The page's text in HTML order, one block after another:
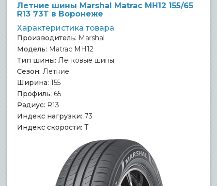
Летние шины Marshal Matrac MH12 155/65
R13 73T в Воронеже
Характеристика товара
Производитель: Marshal
Модель: Matrac MH12
Тип шины: Легковые шины
Сезон: Летние
Ширина: 155
Профиль: 65
Радиус: R13
Индекс нагрузки: 73
Индекс скорости: T